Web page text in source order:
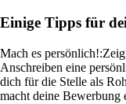
Einige Tipps für
Mach es persönlich!:
Anschreiben eine
dich für die Stelle als
macht deine Bewerbung